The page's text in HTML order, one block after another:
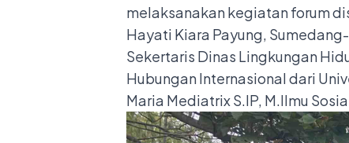
melaksanakan kegiatan forum
Hayati Kiara Payung,
Sekertaris Dinas Lingkungan
Hubungan Internasional dari
Maria Mediatrix S.IP, M.Ilmu